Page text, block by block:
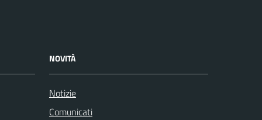
NOVITÀ
Notizie
Comunicati